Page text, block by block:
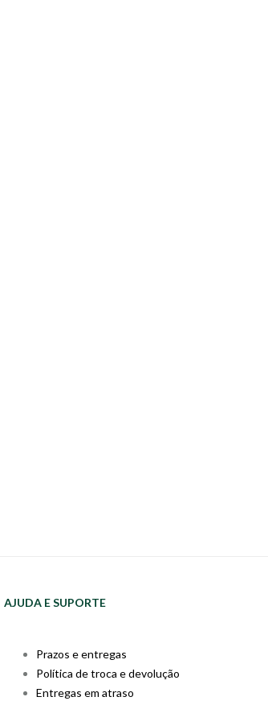
AJUDA E SUPORTE
Prazos e entregas
Política de troca e devolução
Entregas em atraso